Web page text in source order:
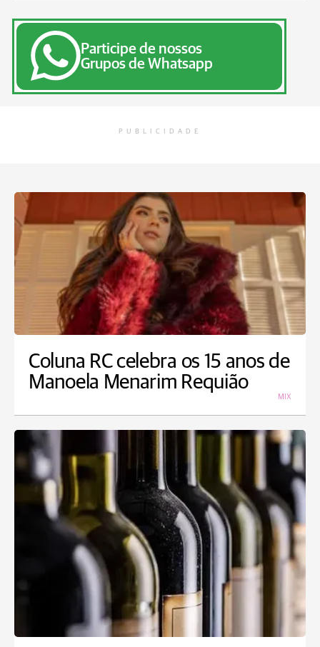
Participe de nossos
Grupos de Whatsapp
PUBLICIDADE
Coluna RC celebra os 15 anos de
Manoela Menarim Requião
MIX